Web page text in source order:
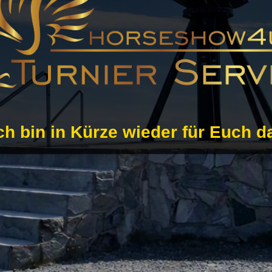
bin in Kürze wieder für Euch